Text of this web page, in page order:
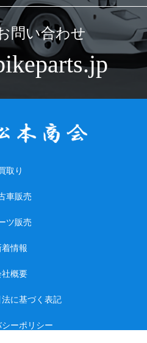
問い合わせ
取り
車販売
ツ販売
着情報
社概要
に基づく表記
ーポリシー